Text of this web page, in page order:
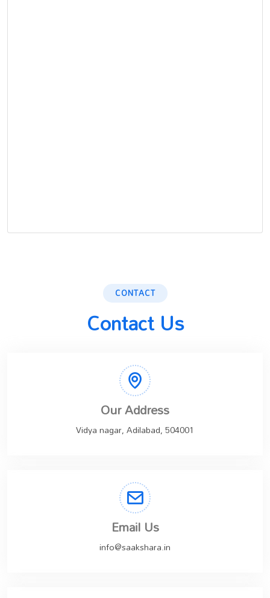
CONTACT
Contact Us
Our Address
Vidya nagar, Adilabad, 504001
Email Us
info@saakshara.in